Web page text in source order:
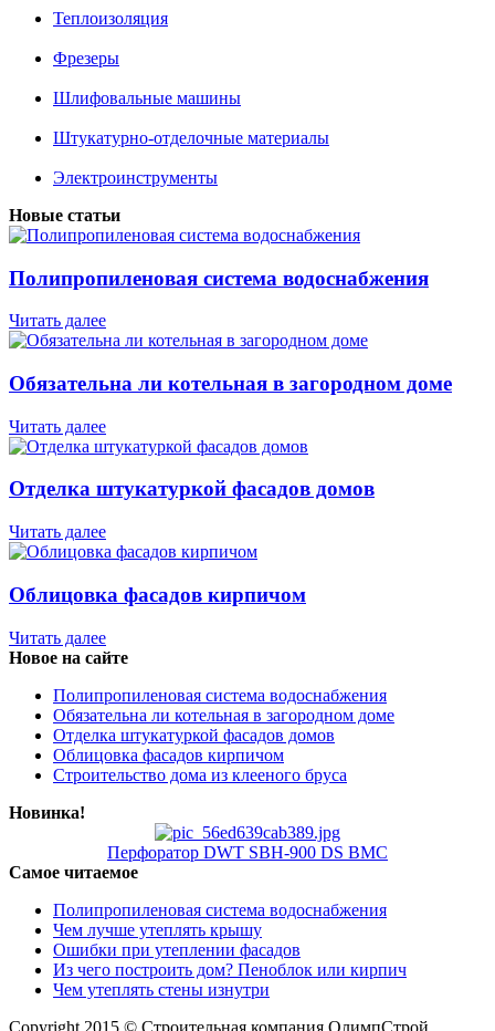
Теплоизоляция
Фрезеры
Шлифовальные машины
Штукатурно-отделочные материалы
Электроинструменты
Новые статьи
Полипропиленовая система водоснабжения
Читать далее
Обязательна ли котельная в загородном доме
Читать далее
Отделка штукатуркой фасадов домов
Читать далее
Облицовка фасадов кирпичом
Читать далее
Новое на сайте
Полипропиленовая система водоснабжения
Обязательна ли котельная в загородном доме
Отделка штукатуркой фасадов домов
Облицовка фасадов кирпичом
Строительство дома из клееного бруса
Новинка!
Перфоратор DWT SBH-900 DS BMC
Самое читаемое
Полипропиленовая система водоснабжения
Чем лучше утеплять крышу
Ошибки при утеплении фасадов
Из чего построить дом? Пеноблок или кирпич
Чем утеплять стены изнутри
Copyright 2015 © Строительная компания ОлимпСтрой